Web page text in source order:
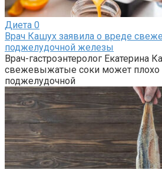
Диета 0
Врач Кашух заявила о вреде
поджелудочной железы
Врач-гастроэнтеролог Екатерина
свежевыжатые соки может плохо
поджелудочной